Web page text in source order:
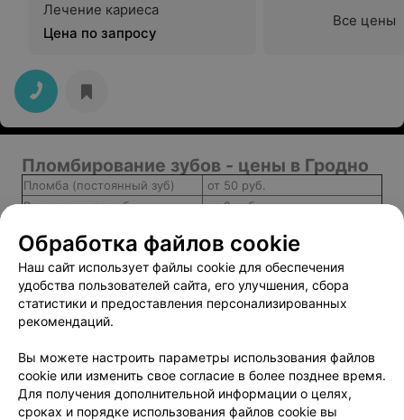
Лечение кариеса
Цена по запросу
Все цены
Пломбирование зубов - цены в Гродно
Пломба (постоянный зуб)
от 50 руб.
Временная пломба
от 2 руб.
реставрацией до 1/2 зуба
от 80 руб.
Распломбировка корневого
канала
от 60 руб.
Постановка пломбы из
стеклоиномерного цемента
от 100 руб.
Добавить компанию
Обработка файлов cookie
Наш сайт использует файлы cookie для обеспечения
удобства пользователей сайта, его улучшения, сбора
статистики и предоставления персонализированных
рекомендаций.
Вы можете настроить параметры использования файлов
cookie или изменить свое согласие в более позднее время.
Для получения дополнительной информации о целях,
сроках и порядке использования файлов cookie вы